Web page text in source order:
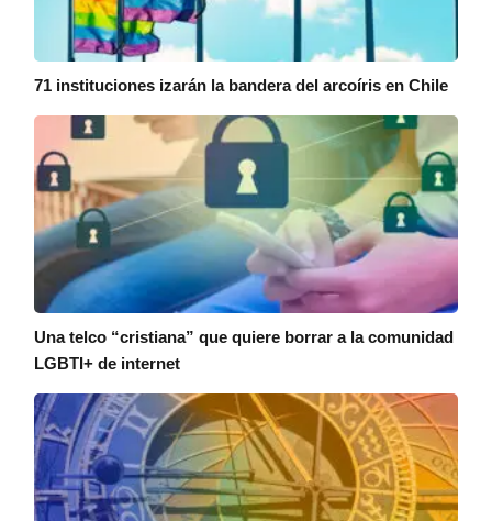
71 instituciones izarán la bandera del arcoíris en Chile
Una telco “cristiana” que quiere borrar a la comunidad
LGBTI+ de internet